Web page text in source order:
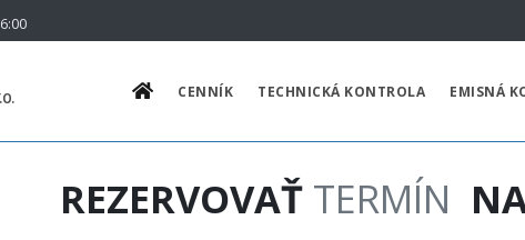
CENNÍK TECHNICKÁ KONTROLA EMISNÁ
REZERVOVAŤ TERMÍN